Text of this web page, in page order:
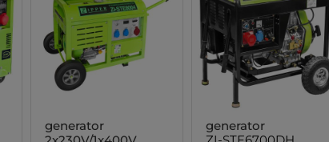
generator
generator